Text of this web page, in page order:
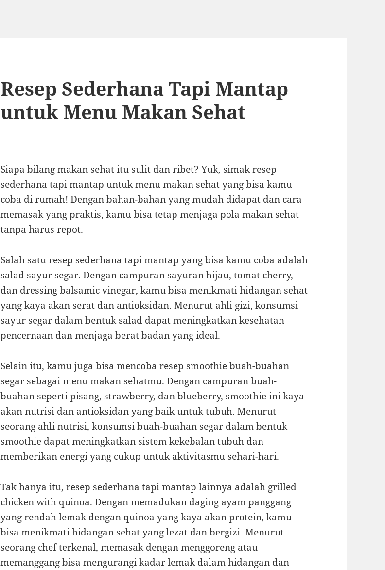
Resep Sederhana Tapi Mantap
untuk Menu Makan Sehat
Siapa bilang makan sehat itu sulit dan ribet? Yuk, simak resep
sederhana tapi mantap untuk menu makan sehat yang bisa kamu
coba di rumah! Dengan bahan-bahan yang mudah didapat dan cara
memasak yang praktis, kamu bisa tetap menjaga pola makan sehat
tanpa harus repot.
Salah satu resep sederhana tapi mantap yang bisa kamu coba adalah
salad sayur segar. Dengan campuran sayuran hijau, tomat cherry,
dan dressing balsamic vinegar, kamu bisa menikmati hidangan sehat
yang kaya akan serat dan antioksidan. Menurut ahli gizi, konsumsi
sayur segar dalam bentuk salad dapat meningkatkan kesehatan
pencernaan dan menjaga berat badan yang ideal.
Selain itu, kamu juga bisa mencoba resep smoothie buah-buahan
segar sebagai menu makan sehatmu. Dengan campuran buah-
buahan seperti pisang, strawberry, dan blueberry, smoothie ini kaya
akan nutrisi dan antioksidan yang baik untuk tubuh. Menurut
seorang ahli nutrisi, konsumsi buah-buahan segar dalam bentuk
smoothie dapat meningkatkan sistem kekebalan tubuh dan
memberikan energi yang cukup untuk aktivitasmu sehari-hari.
Tak hanya itu, resep sederhana tapi mantap lainnya adalah grilled
chicken with quinoa. Dengan memadukan daging ayam panggang
yang rendah lemak dengan quinoa yang kaya akan protein, kamu
bisa menikmati hidangan sehat yang lezat dan bergizi. Menurut
seorang chef terkenal, memasak dengan menggoreng atau
memanggang bisa mengurangi kadar lemak dalam hidangan dan